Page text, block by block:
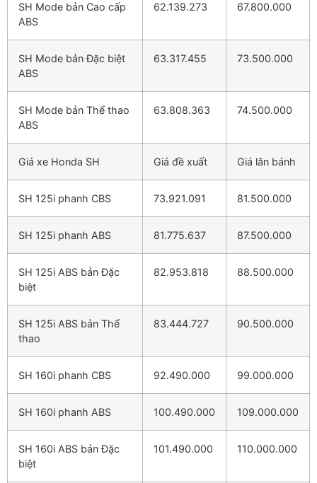
SH Mode bản Cao cấp
ABS
62.139.273 67.800.000
SH Mode bản Đặc biệt
ABS
63.317.455 73.500.000
SH Mode bản Thể thao
ABS
63.808.363 74.500.000
Giá xe Honda SH Giá đề xuất Giá lăn bánh
SH 125i phanh CBS 73.921.091 81.500.000
SH 125i phanh ABS 81.775.637 87.500.000
SH 125i ABS bản Đặc
biệt
82.953.818 88.500.000
SH 125i ABS bản Thể
thao
83.444.727 90.500.000
SH 160i phanh CBS 92.490.000 99.000.000
SH 160i phanh ABS 100.490.000 109.000.000
SH 160i ABS bản Đặc
biệt
101.490.000 110.000.000